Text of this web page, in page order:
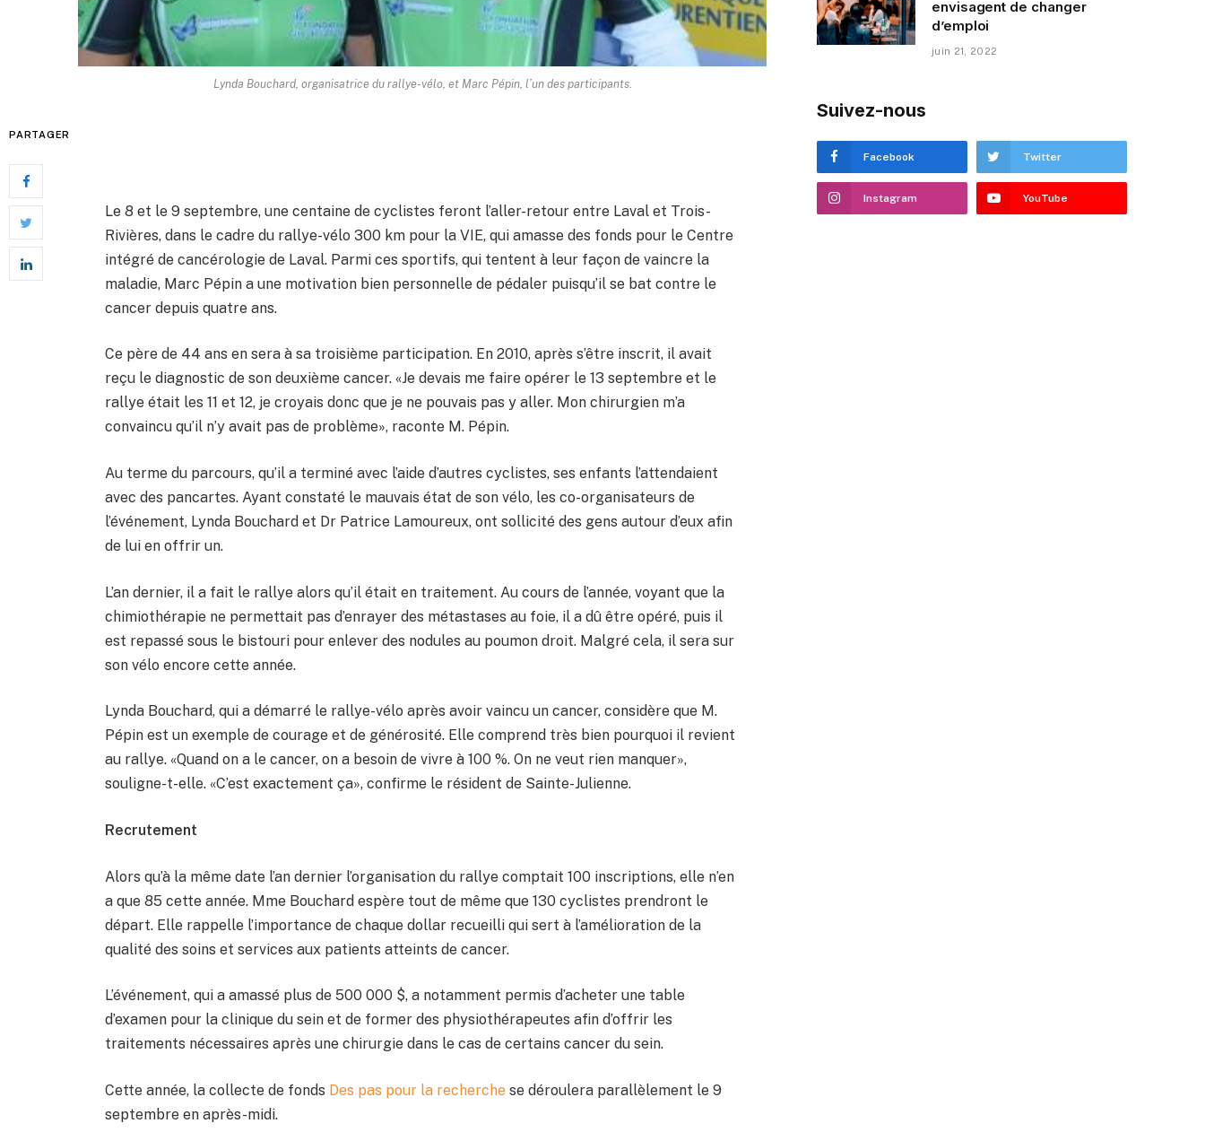
Lynda Bouchard, organisatrice du rallye-vélo, et Marc Pépin, l’un des participants.
PARTAGER
Le 8 et le 9 septembre, une centaine de cyclistes feront l’aller-retour entre Laval et Trois-
Rivières, dans le cadre du rallye-vélo 300 km pour la VIE, qui amasse des fonds pour le Centre
intégré de cancérologie de Laval. Parmi ces sportifs, qui tentent à leur façon de vaincre la
maladie, Marc Pépin a une motivation bien personnelle de pédaler puisqu’il se bat contre le
cancer depuis quatre ans.
Ce père de 44 ans en sera à sa troisième participation. En 2010, après s’être inscrit, il avait
reçu le diagnostic de son deuxième cancer. «Je devais me faire opérer le 13 septembre et le
rallye était les 11 et 12, je croyais donc que je ne pouvais pas y aller. Mon chirurgien m’a
convaincu qu’il n’y avait pas de problème», raconte M. Pépin.
Au terme du parcours, qu’il a terminé avec l’aide d’autres cyclistes, ses enfants l’attendaient
avec des pancartes. Ayant constaté le mauvais état de son vélo, les co-organisateurs de
l’événement, Lynda Bouchard et Dr Patrice Lamoureux, ont sollicité des gens autour d’eux afin
de lui en offrir un.
L’an dernier, il a fait le rallye alors qu’il était en traitement. Au cours de l’année, voyant que la
chimiothérapie ne permettait pas d’enrayer des métastases au foie, il a dû être opéré, puis il
est repassé sous le bistouri pour enlever des nodules au poumon droit. Malgré cela, il sera sur
son vélo encore cette année.
Lynda Bouchard, qui a démarré le rallye-vélo après avoir vaincu un cancer, considère que M.
Pépin est un exemple de courage et de générosité. Elle comprend très bien pourquoi il revient
au rallye. «Quand on a le cancer, on a besoin de vivre à 100 %. On ne veut rien manquer»,
souligne-t-elle. «C’est exactement ça», confirme le résident de Sainte-Julienne.
Recrutement
Alors qu’à la même date l’an dernier l’organisation du rallye comptait 100 inscriptions, elle n’en
a que 85 cette année. Mme Bouchard espère tout de même que 130 cyclistes prendront le
départ. Elle rappelle l’importance de chaque dollar recueilli qui sert à l’amélioration de la
qualité des soins et services aux patients atteints de cancer.
L’événement, qui a amassé plus de 500 000 $, a notamment permis d’acheter une table
d’examen pour la clinique du sein et de former des physiothérapeutes afin d’offrir les
traitements nécessaires après une chirurgie dans le cas de certains cancer du sein.
Cette année, la collecte de fonds Des pas pour la recherchese déroulera parallèlement le 9
septembre en après-midi.
envisagent de changer
d’emploi
juin 21, 2022
Suivez-nous
Facebook Twitter
Instagram YouTube